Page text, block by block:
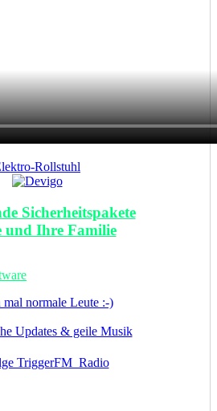
Rollstuhl
Sicherheitspakete
und Ihre Familie
normale Leute :-)
TriggerFM_Radio